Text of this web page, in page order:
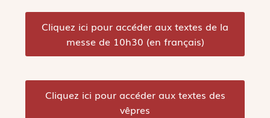
Cliquez ici pour accéder aux textes de la
messe de 10h30 (en français)
Cliquez ici pour accéder aux textes des
vêpres